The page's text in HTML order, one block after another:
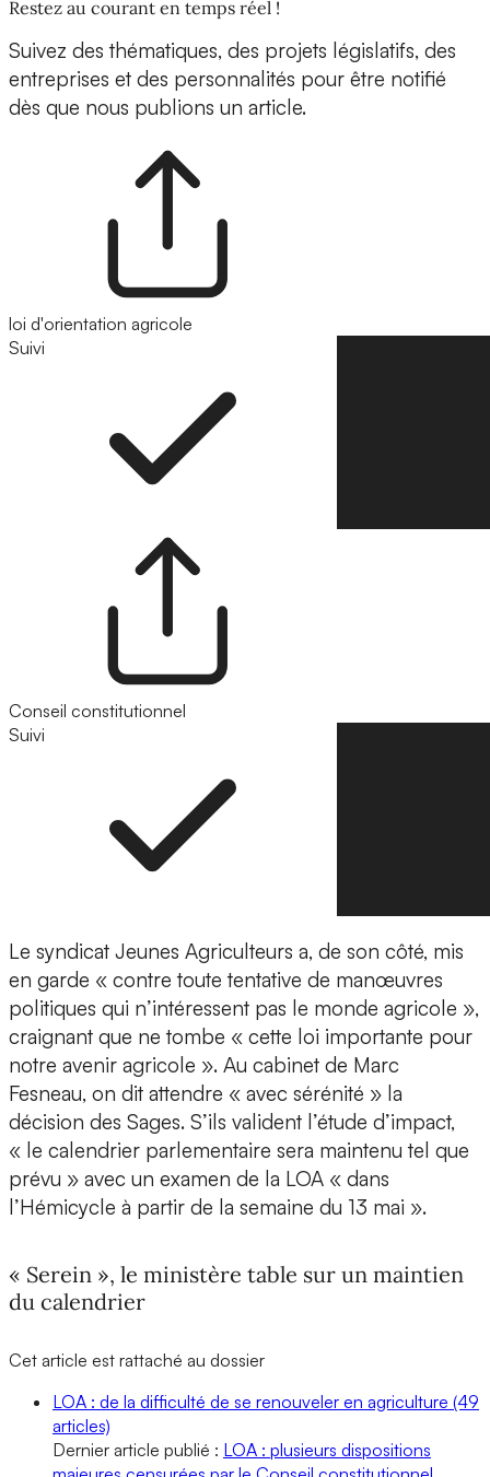
Restez au courant en temps réel !
Suivez des thématiques, des projets législatifs, des
entreprises et des personnalités pour être notifié
dès que nous publions un article.
loi d'orientation agricole
Suivi
Conseil constitutionnel
Suivi
Le syndicat Jeunes Agriculteurs a, de son côté, mis
en garde « contre toute tentative de manœuvres
politiques qui n’intéressent pas le monde agricole »,
craignant que ne tombe « cette loi importante pour
notre avenir agricole ». Au cabinet de Marc
Fesneau, on dit attendre « avec sérénité » la
décision des Sages. S’ils valident l’étude d’impact,
« le calendrier parlementaire sera maintenu tel que
prévu » avec un examen de la LOA « dans
l’Hémicycle à partir de la semaine du 13 mai ».
« Serein », le ministère table sur un maintien
du calendrier
Cet article est rattaché au dossier
LOA : de la difficulté de se renouveler en agriculture (49
articles)
Dernier article publié : LOA : plusieurs dispositions